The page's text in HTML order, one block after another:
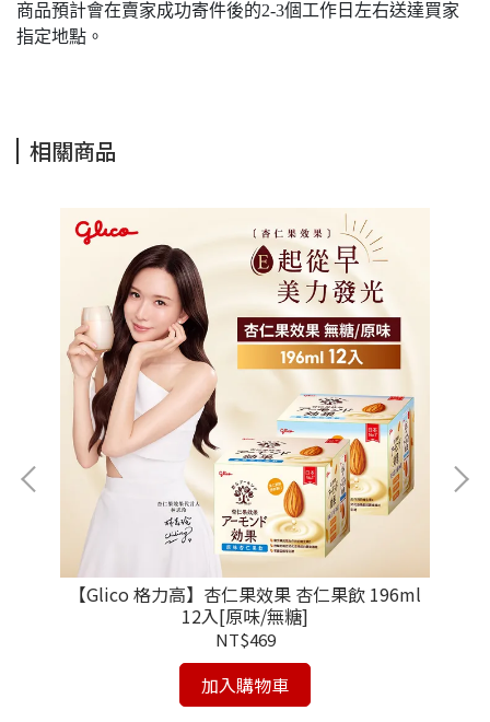
商品預計會在賣家成功寄件後的2-3個工作日左右送達買家
指定地點。
相關商品
【Glico 格力高】杏仁果效果 杏仁果飲 196ml
12入[原味/無糖]
NT$469
加入購物車